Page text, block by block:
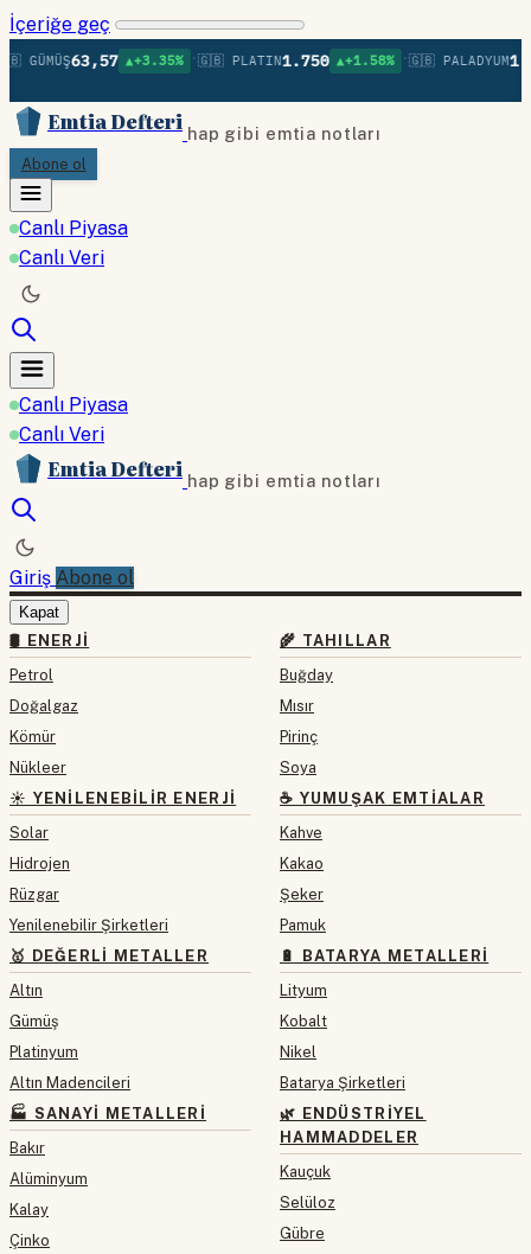
İçeriğe geç
63,57 ▲+3.35% •🇬🇧 PLATIN1.750 ▲+1.58% •🇬🇧 PALADYUM
Emtia Defteri hap gibi emtia notları
Abone ol
Canlı Piyasa
Canlı Veri
Canlı Piyasa
Canlı Veri
Emtia Defteri hap gibi emtia notları
Giriş Abone ol
Kapat
🛢 ENERJI
Petrol
Doğalgaz
Kömür
Nükleer
☀️ YENILENEBILIR ENERJI
Solar
Hidrojen
Rüzgar
Yenilenebilir Şirketleri
🥇 DEĞERLI METALLER
Altın
Gümüş
Platinyum
Altın Madencileri
🏭 SANAYI METALLERI
Bakır
Alüminyum
Kalay
Çinko
🌾 TAHILLAR
Buğday
Mısır
Pirinç
Soya
☕ YUMUŞAK EMTIALAR
Kahve
Kakao
Şeker
Pamuk
🔋 BATARYA METALLERI
Lityum
Kobalt
Nikel
Batarya Şirketleri
🌿 ENDÜSTRIYEL
HAMMADDELER
Kauçuk
Selüloz
Gübre